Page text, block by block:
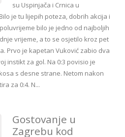
su Uspinjača i Crnica u
je tu lijepih poteza, dobrih akcija i
bilo je jedno od najboljih
vrijeme, a to se osjetilo kroz pet
Prvo je kapetan Vuković zabio dva
instikt za gol. Na 0:3 povisio je
s desne strane. Netom nakon
za 0:4. N...
Gostovanje u
Zagrebu kod